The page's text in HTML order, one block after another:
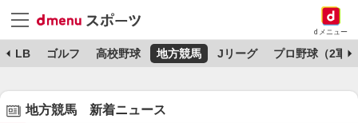
dメニュー
MLB ゴルフ 高校野球 地方競馬 Jリーグ プロ野球（2軍）
地方競馬 新着ニュース